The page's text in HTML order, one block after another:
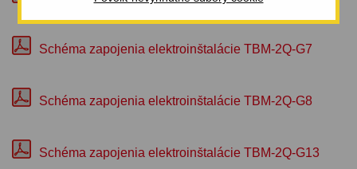
Schéma zapojenia elektroinštalácie TBM-2Q-G7
Schéma zapojenia elektroinštalácie TBM-2Q-G8
Schéma zapojenia elektroinštalácie TBM-2Q-G13